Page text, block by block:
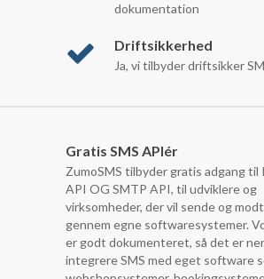
dokumentation
Driftsikkerhed
Ja, vi tilbyder driftsikker
Gratis SMS APIér
ZumoSMS tilbyder gratis adgang til
API OG SMTP API, til udviklere og
virksomheder, der vil sende og
gennem egne softwaresystemer.
er godt dokumenteret, så det er
integrere SMS med eget software